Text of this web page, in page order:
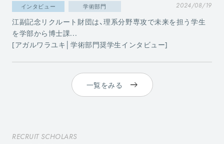
インタビュー 学術部門 2024/08/19
江副記念リクルート財団は、理系分野専攻で未来を担う学生
を学部から博士課...
[アガルワラユキ│学術部門奨学生インタビュー]
一覧をみる
RECRUIT SCHOLARS